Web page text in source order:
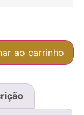
ao carrinho